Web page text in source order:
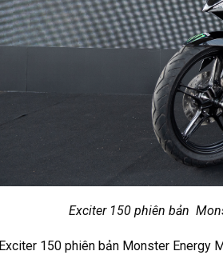
Exciter 150 phiên bản
Exciter 150 phiên bản Monster Energy